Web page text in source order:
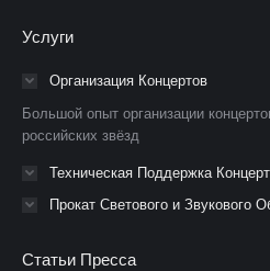
открывается
окне
открывается
в
окне
в
окне
Услуги
Организация Концертов
Большой опыт организации
российских звёзд
Техническая Поддержка
Прокат Светового и Звукового
Статьи Пресса